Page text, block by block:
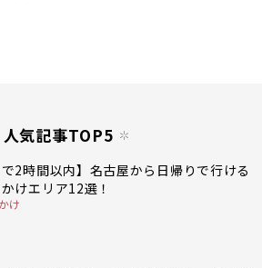
人気記事TOP5
で2時間以内】名古屋から日帰りで行ける
けエリア12選！
け